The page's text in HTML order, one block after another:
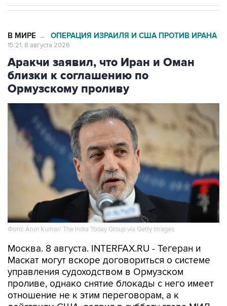
Аракчи заявил, что Иран и Оман
близки к соглашению по
Ормузскому проливу
Фото: Arun Kumar/ The India Today Group via Getty Images
Москва. 8 августа. INTERFAX.RU - Тегеран и
управления судоходством в Ормузском
проливе, однако снятие блокады с него имеет
отношение не к этим переговорам, а к
действиям США, заявил в субботу глава МИД
Ирана Аббас Аракчи.